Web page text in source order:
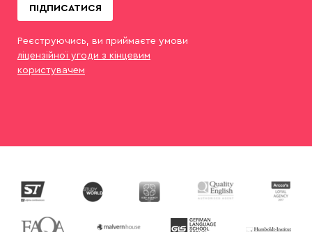
ПІДПИСАТИСЯ
Реєструючись, ви приймаєте умови
ліцензійної угоди з кінцевим
користувачем